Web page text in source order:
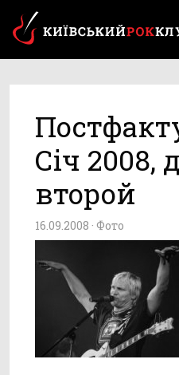
Січ 2008,
второй
16.09.2008 · Фото